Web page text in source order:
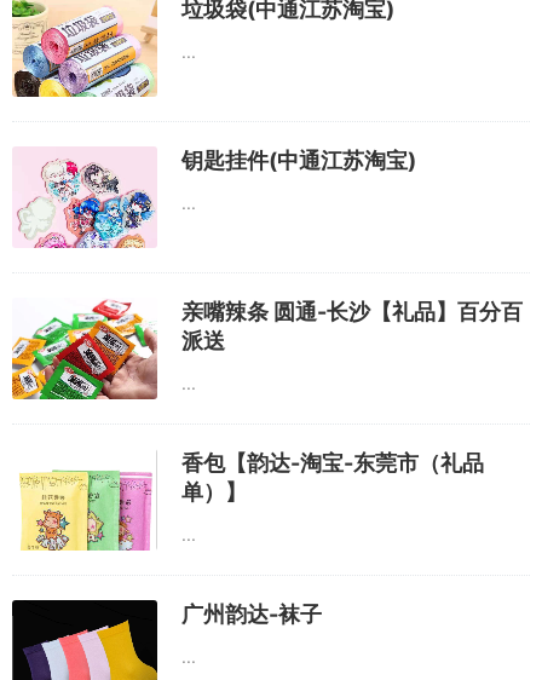
垃圾袋(中通江苏淘宝)
...
钥匙挂件(中通江苏淘宝)
...
亲嘴辣条 圆通-长沙【礼品】百分百
派送
...
香包【韵达-淘宝-东莞市（礼品
单）】
...
广州韵达-袜子
...